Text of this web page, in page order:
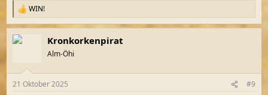
R
e
a
k
e
WIN!
Kronkorkenpirat
Alm-Öhi
21 Oktober 2025 #9